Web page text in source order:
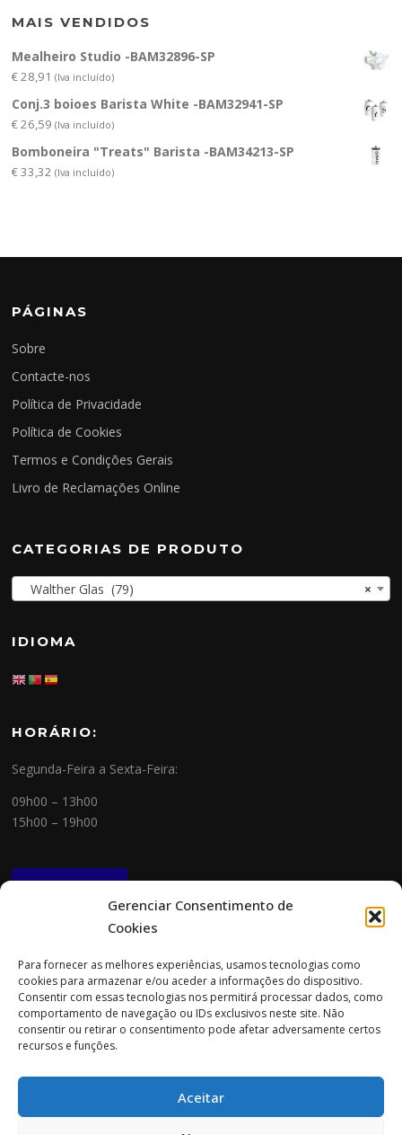
Gerenciar Consentimento de
Cookies
Para fornecer as melhores experiências, usamos tecnologias como
cookies para armazenar e/ou aceder a informações do dispositivo.
Consentir com essas tecnologias nos permitirá processar dados, como
comportamento de navegação ou IDs exclusivos neste site. Não
consentir ou retirar o consentimento pode afetar adversamente certos
recursos e funções.
Aceitar
MAIS VENDIDOS
Mealheiro Studio -BAM32896-SP
€28,91 (Iva incluído)
Conj.3 boioes Barista White -BAM32941-SP
€26,59 (Iva incluído)
Bomboneira "Treats" Barista -BAM34213-SP
€33,32 (Iva incluído)
PÁGINAS
Sobre
Contacte-nos
Política de Privacidade
Política de Cookies
Termos e Condições Gerais
Livro de Reclamações Online
CATEGORIAS DE PRODUTO
×
Walther Glas (79)
IDIOMA
HORÁRIO:
Segunda-Feira a Sexta-Feira:
09h00 – 13h00
15h00 – 19h00
NEWSLETTER
Morada:
Rua Cidade do Porto 151
4705-085 Braga
Tlm: 919 782 600 (chamada para a rede móvel nacional)